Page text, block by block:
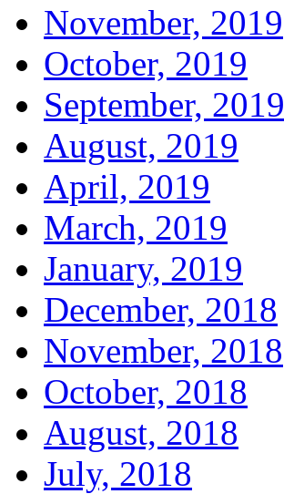
November, 2019
October, 2019
September, 2019
August, 2019
April, 2019
March, 2019
January, 2019
December, 2018
November, 2018
October, 2018
August, 2018
July, 2018